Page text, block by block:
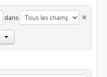
dans